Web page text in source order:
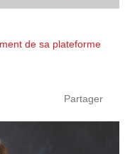
de sa plateforme
Partager